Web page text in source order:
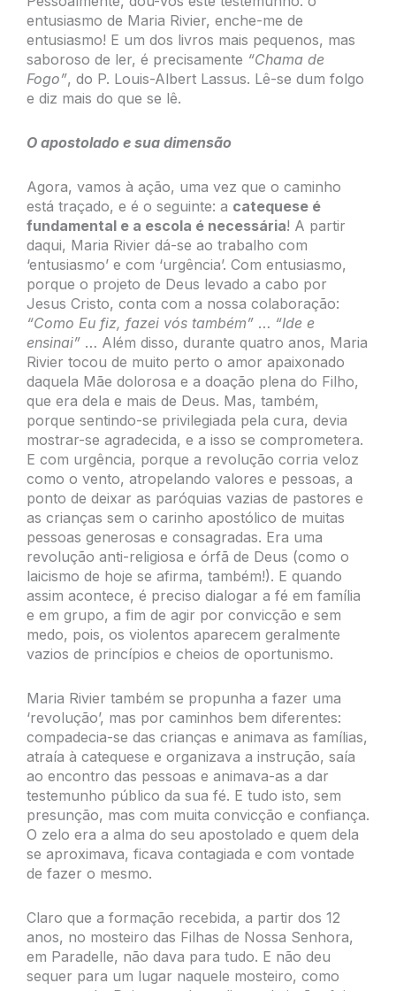
entusiasmo de Maria Rivier, enche-me de
entusiasmo! E um dos livros mais pequenos, mas
saboroso de ler, é precisamente “Chama de
Fogo”, do P. Louis-Albert Lassus. Lê-se dum folgo
e diz mais do que se lê.
O apostolado e sua dimensão
Agora, vamos à ação, uma vez que o caminho
está traçado, e é o seguinte: a catequese é
fundamental e a escola é necessária! A partir
daqui, Maria Rivier dá-se ao trabalho com
‘entusiasmo’ e com ‘urgência’. Com entusiasmo,
porque o projeto de Deus levado a cabo por
Jesus Cristo, conta com a nossa colaboração:
“Como Eu fiz, fazei vós também” … “Ide e
ensinai” … Além disso, durante quatro anos, Maria
Rivier tocou de muito perto o amor apaixonado
daquela Mãe dolorosa e a doação plena do Filho,
que era dela e mais de Deus. Mas, também,
porque sentindo-se privilegiada pela cura, devia
mostrar-se agradecida, e a isso se comprometera.
E com urgência, porque a revolução corria veloz
como o vento, atropelando valores e pessoas, a
ponto de deixar as paróquias vazias de pastores e
as crianças sem o carinho apostólico de muitas
pessoas generosas e consagradas. Era uma
revolução anti-religiosa e órfã de Deus (como o
laicismo de hoje se afirma, também!). E quando
assim acontece, é preciso dialogar a fé em família
e em grupo, a fim de agir por convicção e sem
medo, pois, os violentos aparecem geralmente
vazios de princípios e cheios de oportunismo.
Maria Rivier também se propunha a fazer uma
‘revolução’, mas por caminhos bem diferentes:
compadecia-se das crianças e animava as famílias,
atraía à catequese e organizava a instrução, saía
ao encontro das pessoas e animava-as a dar
testemunho público da sua fé. E tudo isto, sem
presunção, mas com muita convicção e confiança.
O zelo era a alma do seu apostolado e quem dela
se aproximava, ficava contagiada e com vontade
de fazer o mesmo.
Claro que a formação recebida, a partir dos 12
anos, no mosteiro das Filhas de Nossa Senhora,
em Paradelle, não dava para tudo. E não deu
sequer para um lugar naquele mosteiro, como